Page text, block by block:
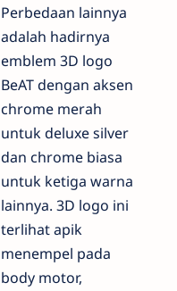
Perbedaan lainnya
adalah hadirnya
emblem 3D logo
BeAT dengan aksen
chrome merah
untuk deluxe silver
dan chrome biasa
untuk ketiga warna
lainnya. 3D logo ini
terlihat apik
menempel pada
body motor,